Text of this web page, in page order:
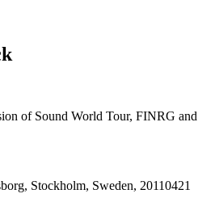
of Sound World Tour, FINRG and
Stockholm, Sweden, 20110421